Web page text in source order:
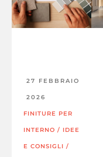
27 FEBBRAIO
2026
FINITURE PER
INTERNO / IDEE
E CONSIGLI /